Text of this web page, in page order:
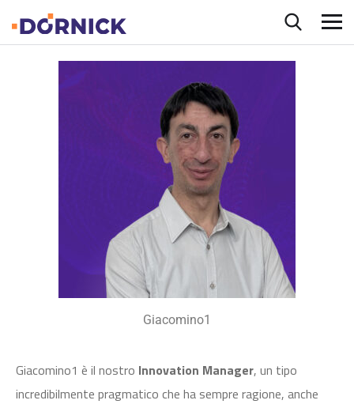
Giacomino1
Giacomino1 è il nostro Innovation Manager, un tipo
incredibilmente pragmatico che ha sempre ragione, anche